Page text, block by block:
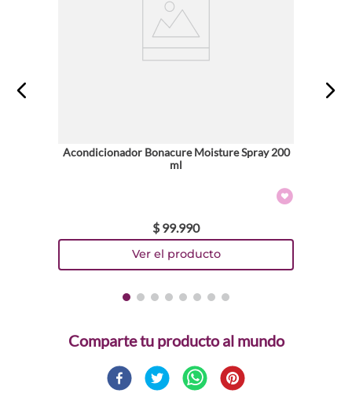
Acondicionador Bonacure Moisture Spray 200
ml
$ 99.990
Comparte